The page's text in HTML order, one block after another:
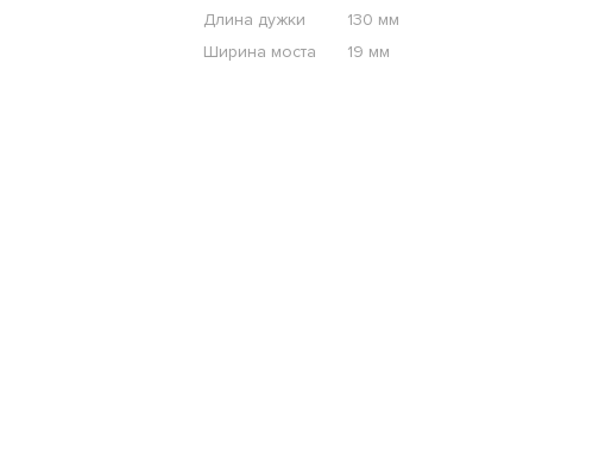
Длина дужки
130 мм
Ширина моста
19 мм